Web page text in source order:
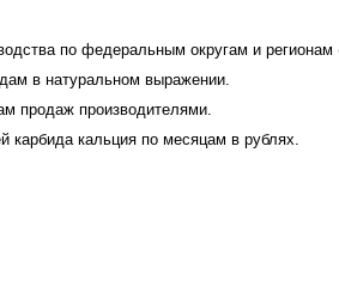
по федеральным округам и
в натуральном выражении.
продаж производителями.
карбида кальция по месяцам в рублях.